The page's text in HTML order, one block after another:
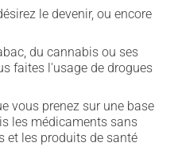
le devenir, ou encore
du cannabis ou ses
faites l'usage de drogues
vous prenez sur une base
les médicaments sans
et les produits de santé